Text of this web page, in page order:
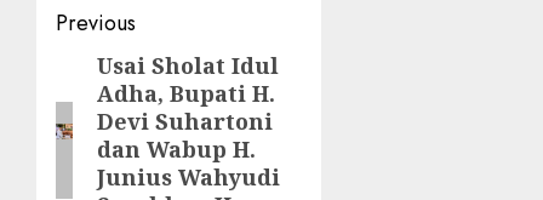
Post
navigation
Previous
Previous
post:
Usai Sholat Idul
Adha, Bupati H.
Devi Suhartoni
dan Wabup H.
Junius Wahyudi